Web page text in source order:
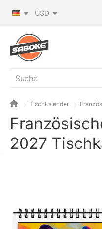
USD
Tischkalender
2027